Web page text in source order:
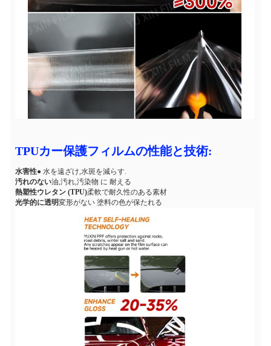
TPUカー保護フィルムの性能と技術:
水害性● 水を遠ざけ,水斑を減らす.
汚れのない油,汚れ,汚染物 に 耐える
熱塑性ウレタン (TPU)柔軟で耐久性のある素材
光学的に透明変形がない 塗料の色が保たれる